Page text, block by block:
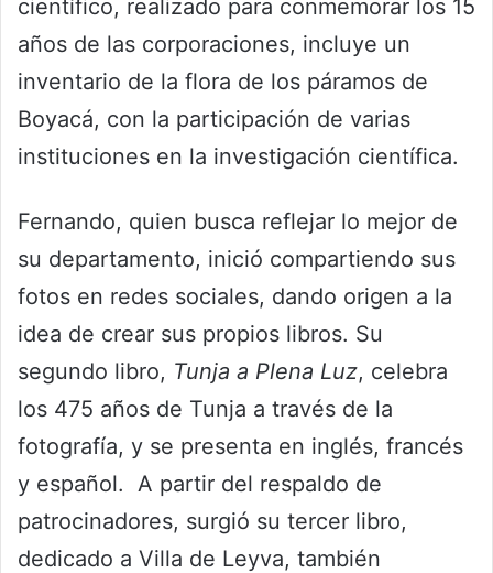
científico, realizado para conmemorar los 15
años de las corporaciones, incluye un
inventario de la flora de los páramos de
Boyacá, con la participación de varias
instituciones en la investigación científica.
Fernando, quien busca reflejar lo mejor de
su departamento, inició compartiendo sus
fotos en redes sociales, dando origen a la
idea de crear sus propios libros. Su
segundo libro, Tunja a Plena Luz, celebra
los 475 años de Tunja a través de la
fotografía, y se presenta en inglés, francés
y español. A partir del respaldo de
patrocinadores, surgió su tercer libro,
dedicado a Villa de Leyva, también